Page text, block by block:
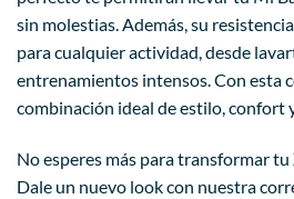
sin molestias. Además, su
para cualquier actividad, desde
entrenamientos intensos. Con esta
combinación ideal de estilo, confort
No esperes más para transformar
Dale un nuevo look con nuestra